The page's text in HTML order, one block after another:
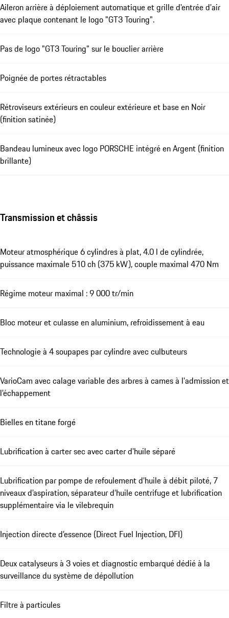
Aileron arrière à déploiement automatique et grille d'entrée d'air
avec plaque contenant le logo "GT3 Touring".
Pas de logo "GT3 Touring" sur le bouclier arrière
Poignée de portes rétractables
Rétroviseurs extérieurs en couleur extérieure et base en Noir
(finition satinée)
Bandeau lumineux avec logo PORSCHE intégré en Argent (finition
brillante)
Transmission et châssis
Moteur atmosphérique 6 cylindres à plat, 4.0 l de cylindrée,
puissance maximale 510 ch (375 kW), couple maximal 470 Nm
Régime moteur maximal : 9 000 tr/min
Bloc moteur et culasse en aluminium, refroidissement à eau
Technologie à 4 soupapes par cylindre avec culbuteurs
VarioCam avec calage variable des arbres à cames à l'admission et
l'échappement
Bielles en titane forgé
Lubrification à carter sec avec carter d’huile séparé
Lubrification par pompe de refoulement d’huile à débit piloté, 7
niveaux d’aspiration, séparateur d’huile centrifuge et lubrification
supplémentaire via le vilebrequin
Injection directe d’essence (Direct Fuel Injection, DFI)
Deux catalyseurs à 3 voies et diagnostic embarqué dédié à la
surveillance du système de dépollution
Filtre à particules